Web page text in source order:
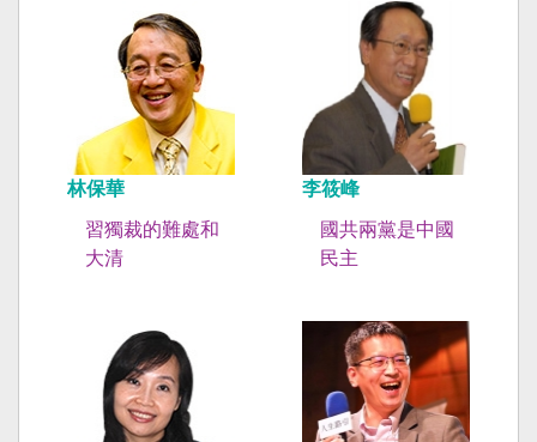
林保華
習獨裁的難處和
大清
李筱峰
國共兩黨是中國
民主